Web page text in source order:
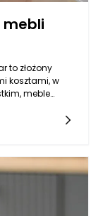
mebli
to złożony
kosztami, w
meble
rzemiosła i
mebli
również
wnętrz